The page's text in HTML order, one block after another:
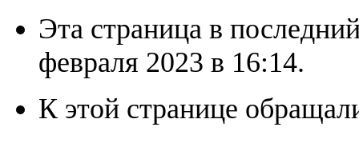
Эта страница в
февраля 2023 в 16:14.
К этой странице